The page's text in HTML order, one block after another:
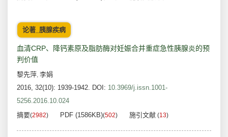
论著_胰腺疾病
血清CRP、降钙素原及脂肪酶对妊娠合并重症急性胰腺炎的预
判价值
黎先萍, 李娟
2016, 32(10): 1939-1942. DOI: 10.3969/j.issn.1001-
5256.2016.10.024
摘要(2982) PDF (1586KB)(502) 施引文献 (13)